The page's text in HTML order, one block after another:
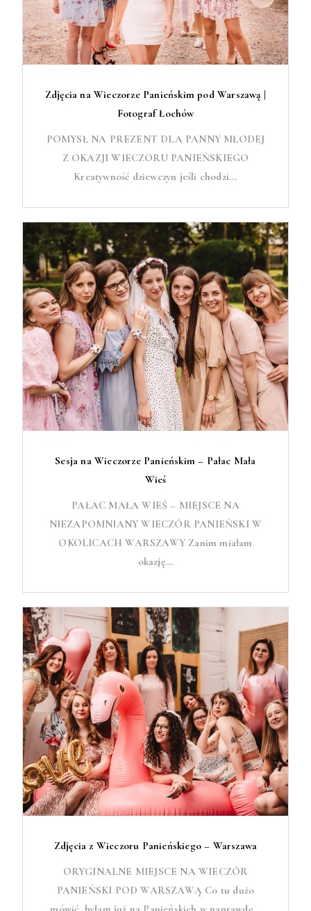
Zdjęcia na Wieczorze Panieńskim pod Warszawą |
Fotograf Łochów
POMYSŁ NA PREZENT DLA PANNY MŁODEJ
Z OKAZJI WIECZORU PANIEŃSKIEGO
Kreatywność dziewczyn jeśli chodzi...
Sesja na Wieczorze Panieńskim – Pałac Mała
Wieś
PAŁAC MAŁA WIEŚ – MIEJSCE NA
NIEZAPOMNIANY WIECZÓR PANIEŃSKI W
OKOLICACH WARSZAWY Zanim miałam
okazję...
Zdjęcia z Wieczoru Panieńskiego – Warszawa
ORYGINALNE MIEJSCE NA WIECZÓR
PANIEŃSKI POD WARSZAWĄ Co tu dużo